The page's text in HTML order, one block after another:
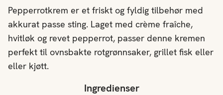
Ingredienser
Pepperrotkrem er et friskt og fyldig tilbehør med
akkurat passe sting. Laget med crème fraîche,
hvitløk og revet pepperrot, passer denne kremen
perfekt til ovnsbakte rotgrønnsaker, grillet fisk eller
eller kjøtt.